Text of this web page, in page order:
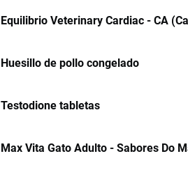
Equilibrio Veterinary Cardiac - CA
Huesillo de pollo congelado
Testodione tabletas
Max Vita Gato Adulto - Sabores Do